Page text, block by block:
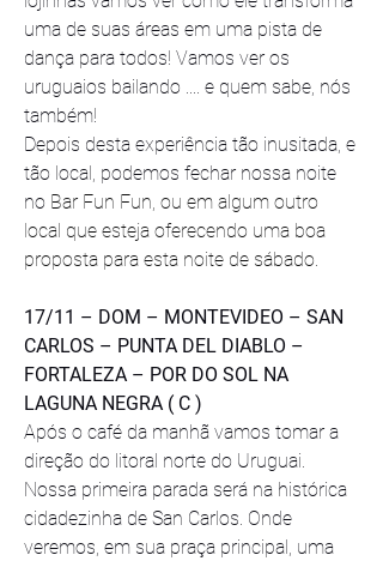
uma de suas áreas em uma pista de
dança para todos! Vamos ver os
uruguaios bailando .... e quem sabe, nós
também!
Depois desta experiência tão inusitada, e
tão local, podemos fechar nossa noite
no Bar Fun Fun, ou em algum outro
local que esteja oferecendo uma boa
proposta para esta noite de sábado.
17/11 – DOM – MONTEVIDEO – SAN
CARLOS – PUNTA DEL DIABLO –
FORTALEZA – POR DO SOL NA
LAGUNA NEGRA ( C )
Após o café da manhã vamos tomar a
direção do litoral norte do Uruguai.
Nossa primeira parada será na histórica
cidadezinha de San Carlos. Onde
veremos, em sua praça principal, uma